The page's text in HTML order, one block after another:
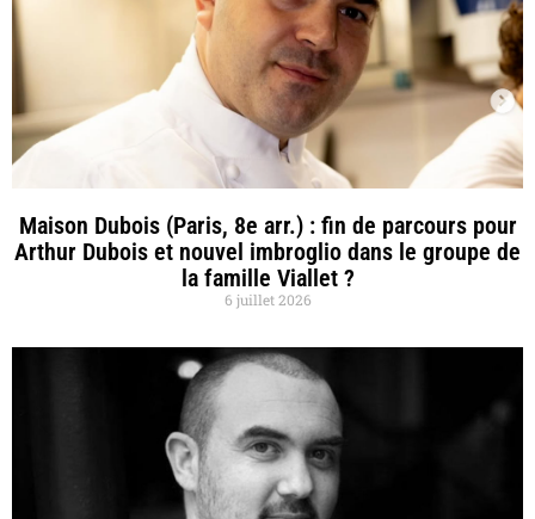
Maison Dubois (Paris, 8e arr.) : fin de parcours pour
Arthur Dubois et nouvel imbroglio dans le groupe de
la famille Viallet ?
6 juillet 2026